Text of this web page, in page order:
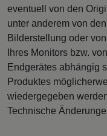
eventuell von den
unter anderem von
Bilderstellung oder
Ihres Monitors bzw.
Endgerätes abhängig
Produktes
wiedergegeben
Technische